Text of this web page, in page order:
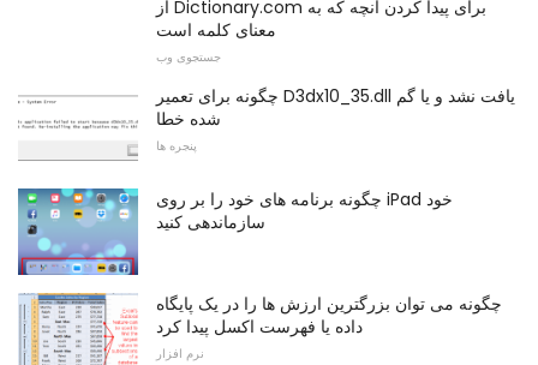
از Dictionary.com برای پیدا کردن آنچه که به
معنای کلمه است
جستجوی وب
چگونه برای تعمیر D3dx10_35.dll یافت نشد و یا گم
شده خطا
پنجره ها
چگونه برنامه های خود را بر روی iPad خود
سازماندهی کنید
چگونه می توان بزرگترین ارزش ها را در یک پایگاه
داده یا فهرست اکسل پیدا کرد
نرم افزار